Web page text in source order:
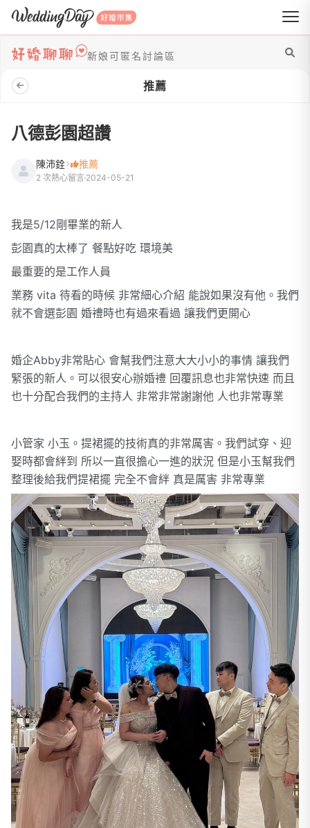
WeddingDay 好婚市集
新娘可匿名討論區
推薦
八德彭園超讚
陳沛銓 推薦
2 次熱心留言 2024-05-21
我是5/12剛畢業的新人
彭園真的太棒了 餐點好吃 環境美
最重要的是工作人員
業務 vita 待看的時候 非常細心介紹 能說如果沒有他。我們
就不會選彭園 婚禮時也有過來看過 讓我們更開心
婚企Abby非常貼心 會幫我們注意大大小小的事情 讓我們
緊張的新人。可以很安心辦婚禮 回覆訊息也非常快速 而且
也十分配合我們的主持人 非常非常謝謝他 人也非常專業
小管家 小玉。提裙擺的技術真的非常厲害。我們試穿、迎
娶時都會絆到 所以一直很擔心一進的狀況 但是小玉幫我們
整理後給我們提裙擺 完全不會絆 真是厲害 非常專業